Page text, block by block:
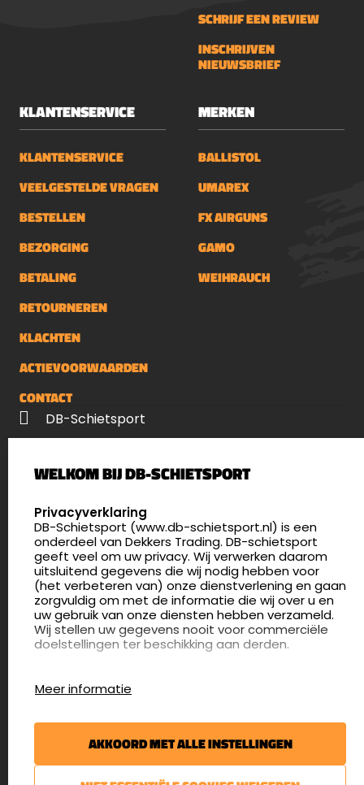
SCHRIJF EEN REVIEW
INSCHRIJVEN
NIEUWSBRIEF
KLANTENSERVICE
KLANTENSERVICE
VEELGESTELDE VRAGEN
BESTELLEN
BEZORGING
BETALING
RETOURNEREN
KLACHTEN
ACTIEVOORWAARDEN
CONTACT
MERKEN
BALLISTOL
UMAREX
FX AIRGUNS
GAMO
WEIHRAUCH
DB-Schietsport
5411 LX Zeeland
4.8
175 beoordelingen
info@db-schietsport.nl
Openingstijden
Dinsdag en donderdag: 13:00 - 17:00 én 18:00 - 21:00
uur
Afspraak maken
Nieuwsbrief
€5,- kortingsbon voor uw volgende bestelling.
Blijf op de hoogte van het laatste nieuws
WELKOM BIJ DB-SCHIETSPORT
SELECT LANGUAGE
Privacyverklaring
DB-Schietsport (www.db-schietsport.nl) is een
onderdeel van Dekkers Trading. DB-schietsport
geeft veel om uw privacy. Wij verwerken daarom
uitsluitend gegevens die wij nodig hebben voor
(het verbeteren van) onze dienstverlening en gaan
zorgvuldig om met de informatie die wij over u en
uw gebruik van onze diensten hebben verzameld.
Wij stellen uw gegevens nooit voor commerciële
doelstellingen ter beschikking aan derden.
website gebruiken en hoe effectief de Adwords-
advertenties van Dekkers trading bij Google
zoekresultaatpagina’s zijn. De aldus verkregen
Meer informatie
AKKOORD MET ALLE INSTELLINGEN